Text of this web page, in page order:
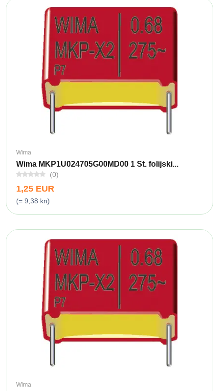
Wima
Wima MKP1U024705G00MD00 1 St. folijski...
(0)
1,25 EUR
(= 9,38 kn)
Wima